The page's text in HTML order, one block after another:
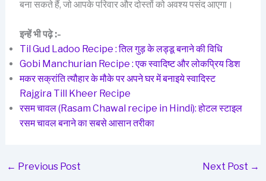
बना सकते हैं, जो आपके परिवार और दोस्तों को अवश्य पसंद आएगा।
इन्हें भी पढ़े :-
Til Gud Ladoo Recipe : तिल गुड़ के लड्डू बनाने की विधि
Gobi Manchurian Recipe : एक स्वादिष्ट और लोकप्रिय डिश
मकर सक्रांति त्यौहार के मौके पर अपने घर में बनाइये स्वादिस्ट
Rajgira Till Kheer Recipe
रसम चावल (Rasam Chawal recipe in Hindi): होटल स्टाइल
रसम चावल बनाने का सबसे आसान तरीका
← Previous Post Next Post →